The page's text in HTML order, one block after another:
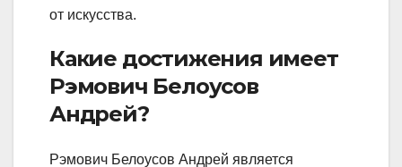
от искусства.
Какие достижения имеет
Рэмович Белоусов
Андрей?
Рэмович Белоусов Андрей является